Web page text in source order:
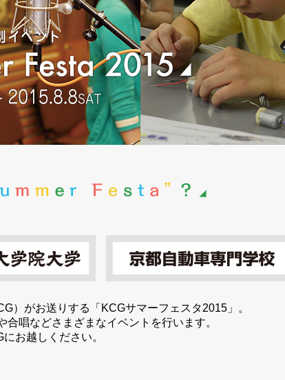
）がお送りする「KCGサマーフェスタ2015」。
唱などさまざまなイベントを行います。
お越しください。